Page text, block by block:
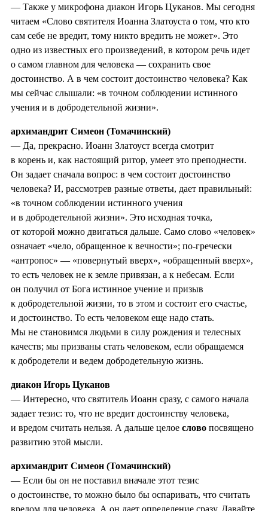
— Также у микрофона диакон Игорь Цуканов. Мы сегодня
читаем «Слово святителя Иоанна Златоуста о том, что кто
сам себе не вредит, тому никто вредить не может». Это
одно из известных его произведений, в котором речь идет
о самом главном для человека — сохранить свое
достоинство. А в чем состоит достоинство человека? Как
мы сейчас слышали: «в точном соблюдении истинного
учения и в добродетельной жизни».
архимандрит Симеон (Томачинский)
— Да, прекрасно. Иоанн Златоуст всегда смотрит
в корень и, как настоящий ритор, умеет это преподнести.
Он задает сначала вопрос: в чем состоит достоинство
человека? И, рассмотрев разные ответы, дает правильный:
«в точном соблюдении истинного учения
и в добродетельной жизни». Это исходная точка,
от которой можно двигаться дальше. Само слово «человек»
означает «чело, обращенное к вечности»; по-гречески
«антропос» — «повернутый вверх», «обращенный вверх»,
то есть человек не к земле привязан, а к небесам. Если
он получил от Бога истинное учение и призыв
к добродетельной жизни, то в этом и состоит его счастье,
и достоинство. То есть человеком еще надо стать.
Мы не становимся людьми в силу рождения и телесных
качеств; мы призваны стать человеком, если обращаемся
к добродетели и ведем добродетельную жизнь.
диакон Игорь Цуканов
— Интересно, что святитель Иоанн сразу, с самого начала
задает тезис: то, что не вредит достоинству человека,
и вредом считать нельзя. А дальше целое слово посвящено
развитию этой мысли.
архимандрит Симеон (Томачинский)
— Если бы он не поставил вначале этот тезис
о достоинстве, то можно было бы оспаривать, что считать
вредом для человека. А он дает определение сразу. Давайте